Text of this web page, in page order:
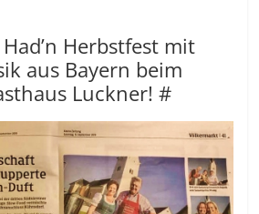
Herbstfest mit
aus Bayern beim
Luckner! #